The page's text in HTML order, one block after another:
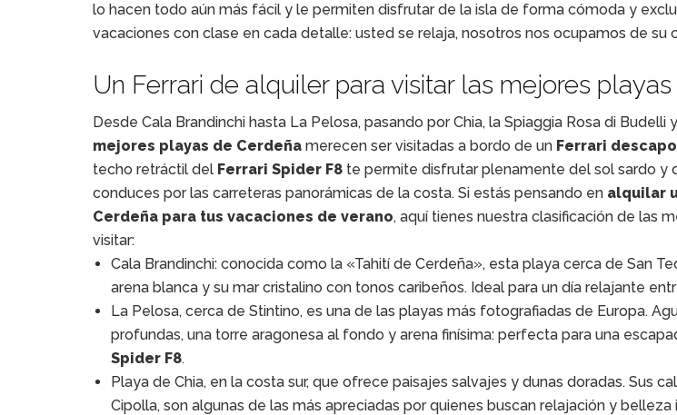
lo hacen todo aún más fácil y le permiten disfrutar de la isla de forma cómoda y
vacaciones con clase en cada detalle: usted se relaja, nosotros nos ocupamos de su
Un Ferrari de alquiler para visitar las mejores
Desde Cala Brandinchi hasta La Pelosa, pasando por Chia, la Spiaggia Rosa di Budelli
mejores playas de Cerdeña merecen ser visitadas a bordo de un Ferrari
techo retráctil del Ferrari Spider F8 te permite disfrutar plenamente del sol sardo y
conduces por las carreteras panorámicas de la costa. Si estás pensando en alquilar
Cerdeña para tus vacaciones de verano, aquí tienes nuestra clasificación de las
visitar:
Cala Brandinchi: conocida como la «Tahití de Cerdeña», esta playa cerca de San
arena blanca y su mar cristalino con tonos caribeños. Ideal para un día relajante
La Pelosa, cerca de Stintino, es una de las playas más fotografiadas de Europa.
profundas, una torre aragonesa al fondo y arena finísima: perfecta para una
Spider F8.
Playa de Chia, en la costa sur, que ofrece paisajes salvajes y dunas doradas. Sus
Cipolla, son algunas de las más apreciadas por quienes buscan relajación y belleza